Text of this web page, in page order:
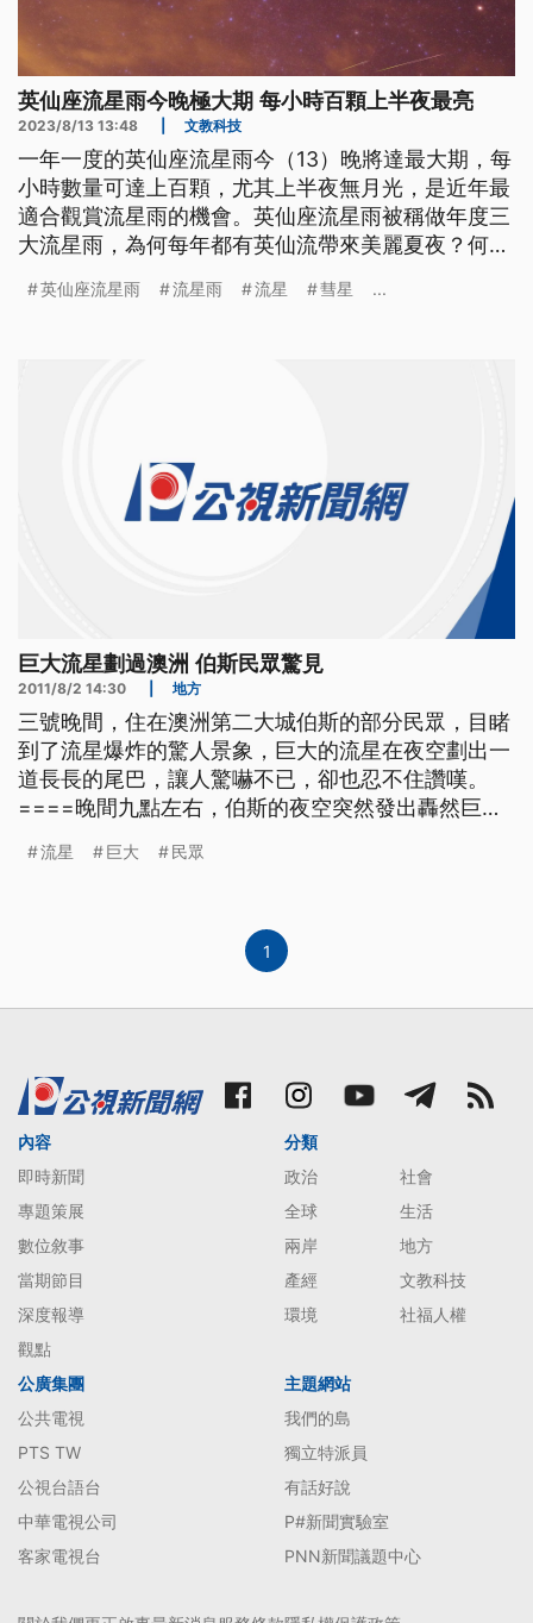
英仙座流星雨今晚極大期 每小時百顆上半夜最亮
2023/8/13 13:48 文教科技
一年一度的英仙座流星雨今（13）晚將達最大期，每
小時數量可達上百顆，尤其上半夜無月光，是近年最
適合觀賞流星雨的機會。英仙座流星雨被稱做年度三
大流星雨，為何每年都有英仙流帶來美麗夏夜？何時
英仙座流星雨 流星雨 流星 彗星 ...
巨大流星劃過澳洲 伯斯民眾驚見
2011/8/2 14:30 地方
三號晚間，住在澳洲第二大城伯斯的部分民眾，目睹
到了流星爆炸的驚人景象，巨大的流星在夜空劃出一
道長長的尾巴，讓人驚嚇不已，卻也忍不住讚嘆。
====晚間九點左右，伯斯的夜空突然發出轟然巨
劃過了一顆碩大無比的閃亮流星，不但發出了巨大的
顆籃球大小，讓大家虛驚了一
流星 巨大 民眾
1
內容
即時新聞
專題策展
數位敘事
當期節目
深度報導
觀點
分類
政治
社會
全球
生活
兩岸
地方
產經
文教科技
環境
社福人權
公廣集團
公共電視
PTS TW
公視台語台
中華電視公司
客家電視台
主題網站
我們的島
獨立特派員
有話好說
P#新聞實驗室
PNN新聞議題中心